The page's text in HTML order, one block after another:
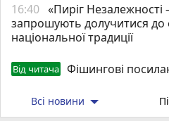
16:40 «Пиріг Незалежності
запрошують долучитися до
національної традиції
Від читача Фішингові
Всі новини